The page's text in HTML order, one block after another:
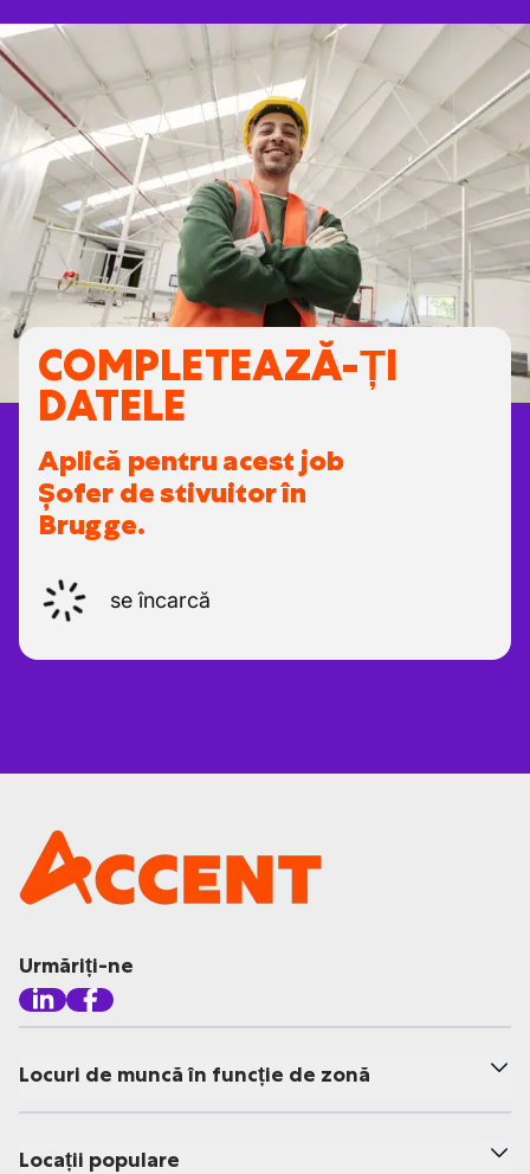
COMPLETEAZĂ-ȚI
DATELE
Aplică pentru acest job
Șofer de stivuitor în
Brugge.
se încarcă
Urmăriți-ne
Locuri de muncă în funcție de zonă
Locații populare